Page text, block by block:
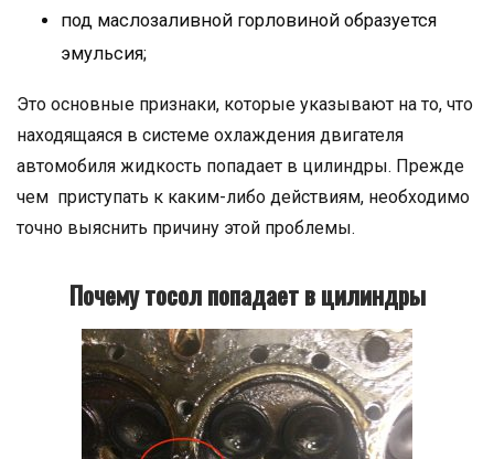
под маслозаливной горловиной образуется
эмульсия;
Это основные признаки, которые указывают на то, что
находящаяся в системе охлаждения двигателя
автомобиля жидкость попадает в цилиндры. Прежде
чем приступать к каким-либо действиям, необходимо
точно выяснить причину этой проблемы.
Почему тосол попадает в цилиндры